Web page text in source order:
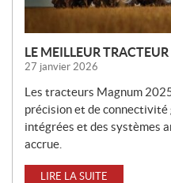
L
L
E
S
LE MEILLEUR
27 janvier 2026
Les tracteurs Magnum
précision et de connectivité
intégrées et des systèmes
accrue.
LIRE LA SUITE